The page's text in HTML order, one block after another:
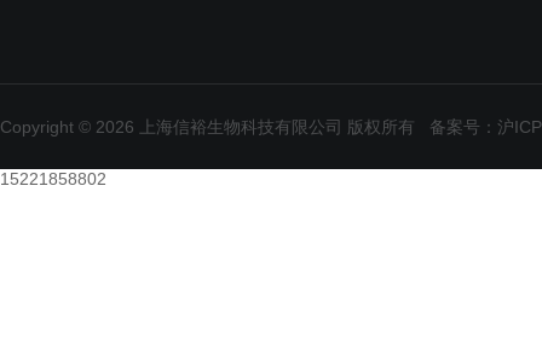
Copyright © 2026 上海信裕生物科技有限公司 版权所有 备案号：沪
15221858802